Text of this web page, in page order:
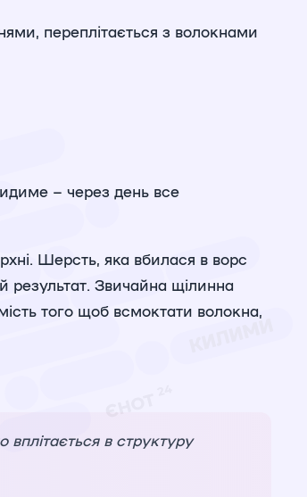
переплітається з волокнами
– через день все
Шерсть, яка вбилася в ворс
результат. Звичайна щілинна
того щоб всмоктати волокна,
в структуру